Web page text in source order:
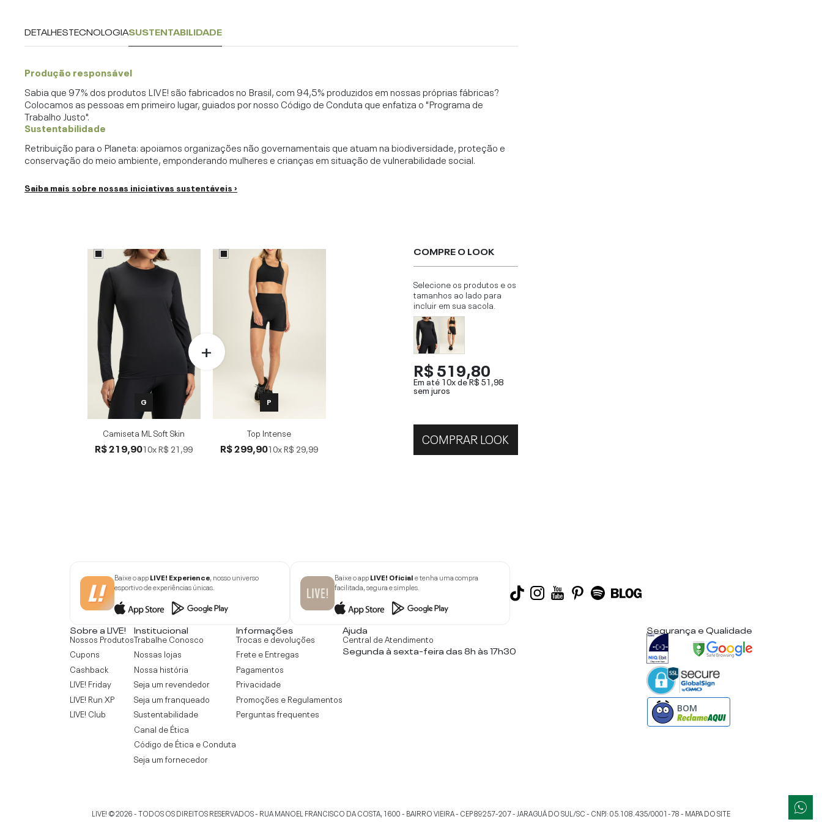
DETALHESTECNOLOGIASUSTENTABILIDADE
Produção responsável
Sabia que 97% dos produtos LIVE! são fabricados no Brasil, com 94,5% produzidos em nossas próprias fábricas?
Colocamos as pessoas em primeiro lugar, guiados por nosso Código de Conduta que enfatiza o "Programa de
Trabalho Justo".
Sustentabilidade
Retribuição para o Planeta: apoiamos organizações não governamentais que atuam na biodiversidade, proteção e
conservação do meio ambiente, emponderando mulheres e crianças em situação de vulnerabilidade social.
Saiba mais sobre nossas iniciativas sustentáveis ›
G
Camiseta ML Soft Skin
R$ 219,9010xR$ 21,99
P
Top Intense
R$ 299,9010xR$ 29,99
COMPRE O LOOK
Selecione os produtos e os
tamanhos ao lado para
incluir em sua sacola.
R$ 519,80
Em até 10x deR$ 51,98
sem juros
COMPRAR LOOK
Baixe o appLIVE! Experience, nosso universo
esportivo de experiências únicas.
Baixe o appLIVE! Oficiale tenha uma compra
facilitada, segura e simples.
Sobre a LIVE!
Nossos Produtos
Cupons
Cashback
LIVE! Friday
LIVE! Run XP
LIVE! Club
Institucional
Trabalhe Conosco
Nossas lojas
Nossa história
Seja um revendedor
Seja um franqueado
Sustentabilidade
Canal de Ética
Código de Ética e Conduta
Seja um fornecedor
Informações
Trocas e devoluções
Frete e Entregas
Pagamentos
Privacidade
Promoções e Regulamentos
Perguntas frequentes
Ajuda
Central de Atendimento
Segunda à sexta-feira das 8h às 17h30
Segurança e Qualidade
BOM
LIVE! ©2026- TODOS OS DIREITOS RESERVADOS - RUA MANOEL FRANCISCO DA COSTA, 1600 - BAIRRO VIEIRA - CEP 89257-207- JARAGUÁ DO SUL /SC- CNPJ:05.108.435/0001-78- MAPA DO SITE